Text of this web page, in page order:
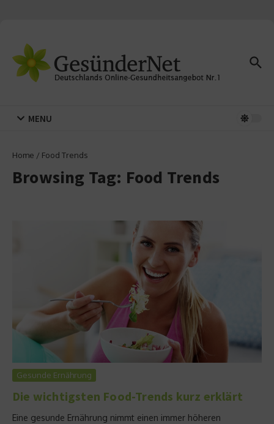
MENU
Home / Food Trends
Browsing Tag: Food Trends
Gesunde Ernährung
Die wichtigsten Food-Trends kurz erklärt
Eine gesunde Ernährung nimmt einen immer höheren